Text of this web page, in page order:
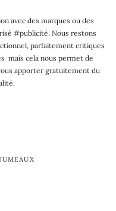
avec des marques ou des
#publicité. Nous restons
parfaitement critiques
mais cela nous permet de
apporter gratuitement du